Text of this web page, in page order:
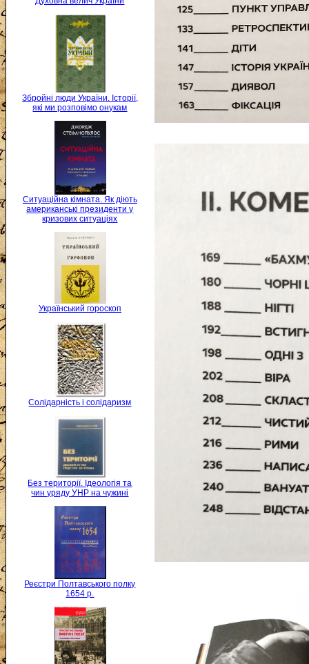
Збройні люди України. Історії,
які ми розповімо онукам
Ситуаційна кімната. Як діють
американські президенти у
кризових ситуаціях
Український гороскоп
Солідарність і солідаризм
Без території. Ідеологія та
чин уряду УНР на чужині
Реєстри Полтавського полку
1654 р.